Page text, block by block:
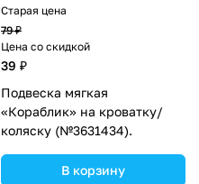
Старая цена
79 ₽
Цена со скидкой
39 ₽
Подвеска мягкая
«Кораблик» на кроватку/
коляску (№3631434).
В корзину